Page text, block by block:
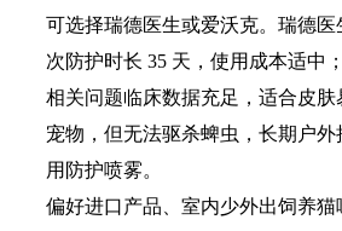
可选择瑞德医生或爱沃克。瑞德
次防护时长 35 天，使用成本适中
相关问题临床数据充足，适合皮
宠物，但无法驱杀蜱虫，长期户
用防护喷雾。
偏好进口产品、室内少外出饲养猫